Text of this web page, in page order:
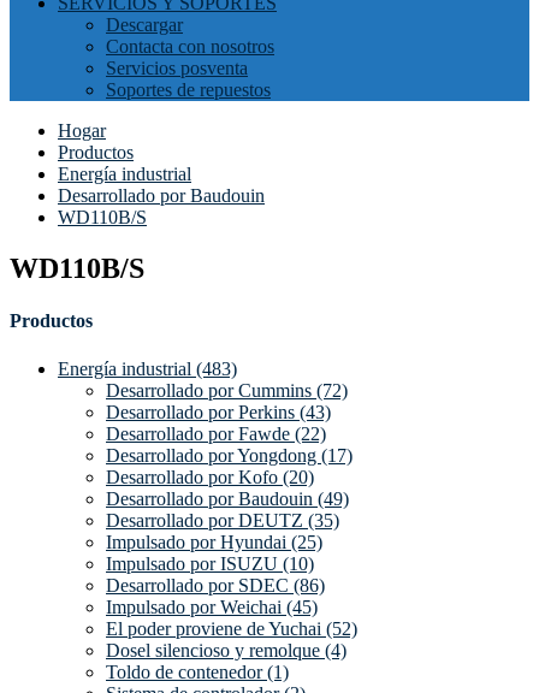
Descargar
Contacta con nosotros
Servicios posventa
Soportes de repuestos
Hogar
Productos
Energía industrial
Desarrollado por Baudouin
WD110B/S
WD110B/S
Productos
Energía industrial (483)
Desarrollado por Cummins (72)
Desarrollado por Perkins (43)
Desarrollado por Fawde (22)
Desarrollado por Yongdong (17)
Desarrollado por Kofo (20)
Desarrollado por Baudouin (49)
Desarrollado por DEUTZ (35)
Impulsado por Hyundai (25)
Impulsado por ISUZU (10)
Desarrollado por SDEC (86)
Impulsado por Weichai (45)
El poder proviene de Yuchai (52)
Dosel silencioso y remolque (4)
Toldo de contenedor (1)